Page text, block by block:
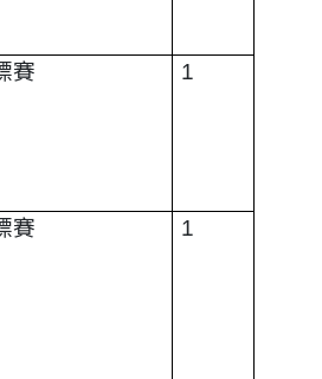
賽
1
賽
1